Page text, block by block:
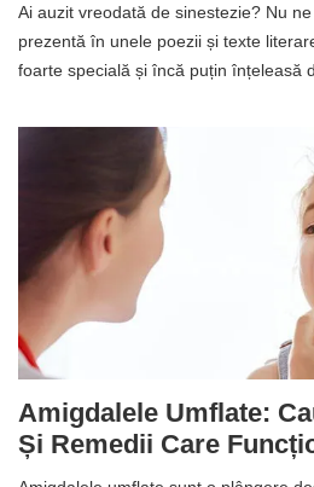
Ai auzit vreodată de sinestezie? Nu
prezentă în unele poezii și texte
foarte specială și încă puțin înțeleasă
Amigdalele Umflate:
Și Remedii Care